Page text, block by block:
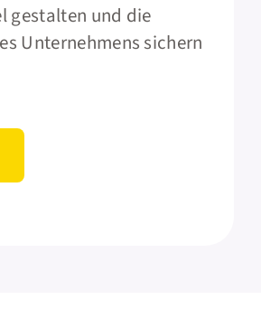
gestalten und die
Unternehmens sichern